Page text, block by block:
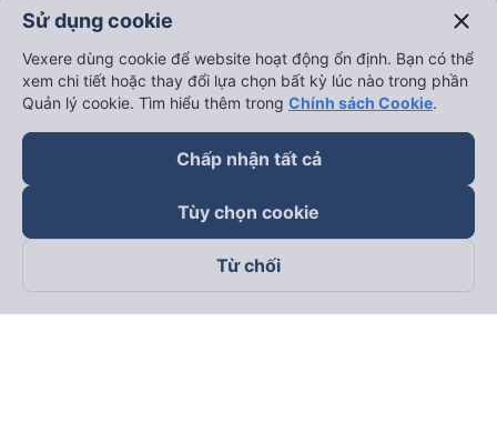
Theo dõi chúng tôi trên
Sử dụng cookie close
Vexere dùng cookie để website hoạt động ổn định. Bạn có thể
xem chi tiết hoặc thay đổi lựa chọn bất kỳ lúc nào trong phần
Quản lý cookie. Tìm hiểu thêm trong Chính sách Cookie.
Chấp nhận tất cả
Tùy chọn cookie
Từ chối